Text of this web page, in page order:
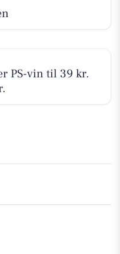
PS-vin til 39 kr.